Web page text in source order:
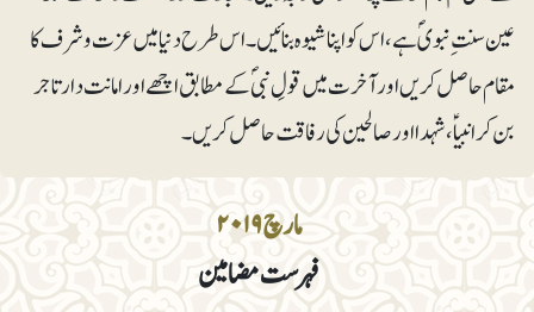
مارچ ۲۰۱۹
فہرست مضامین
عین سنت ِ نبویؐ ہے ، اس کو اپنا شیوہ بنائیں۔ اس طرح دنیا میں عزت و شرف کا
مقام حاصل کریں اور آخرت میں قولِ نبیؐ کے مطابق اچھے اور امانت دار تاجر
بن کر انبیا ؑ، شہدا اور صالحین کی رفاقت حاصل کریں۔